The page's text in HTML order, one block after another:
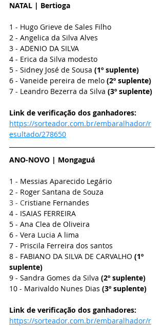
NATAL | Bertioga
1 - Hugo Grieve de Sales Filho
2 - Angelica da Silva Alves
3 - ADENIO DA SILVA
4 - Erica da Silva modesto
5 - Sidney José de Sousa (1º suplente)
6 - Vaneide pereira de melo (2º suplente)
7 - Leandro Bezerra da Silva (3º suplente)
Link de verificação dos ganhadores:
https://sorteador.com.br/embaralhador/r
esultado/278650
ANO-NOVO | Mongaguá
1 - Messias Aparecido Legário
2 - Roger Santana de Souza
3 - Cristiane Fernandes
4 - ISAIAS FERREIRA
5 - Ana Clea de Oliveira
6 - Vera Lucia A lima
7 - Priscila Ferreira dos santos
8 - FABIANO DA SILVA DE CARVALHO (1º
suplente)
9 - Sandra Gomes da Silva (2º suplente)
10 - Marivaldo Nunes Dias (3º suplente)
Link de verificação dos ganhadores:
https://sorteador.com.br/embaralhador/r